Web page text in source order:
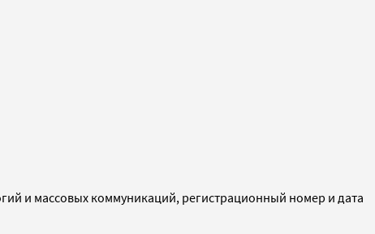
и массовых коммуникаций, регистрационный номер и дата